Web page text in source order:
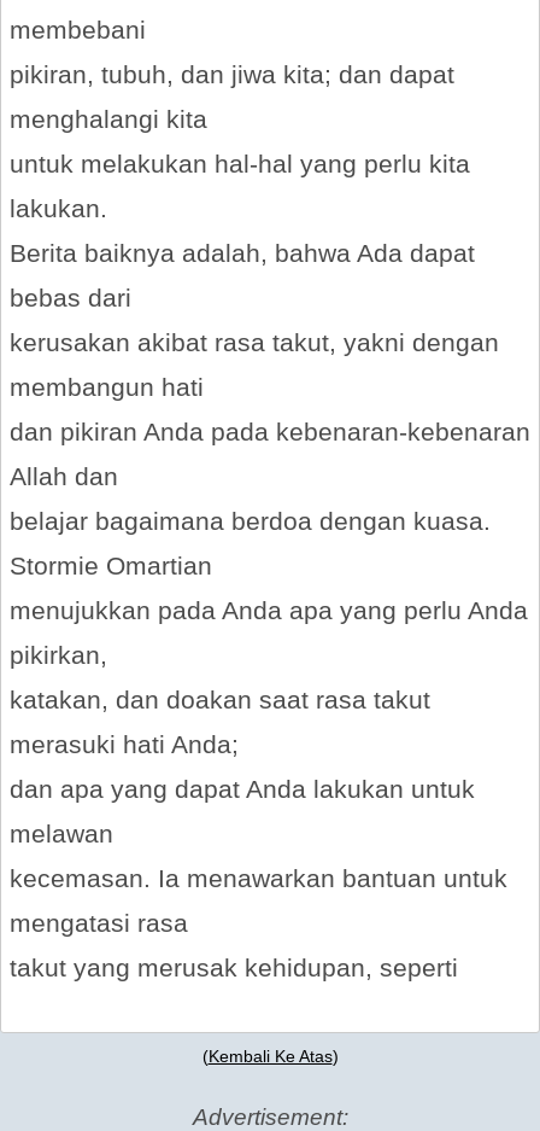
membebani
pikiran, tubuh, dan jiwa kita; dan dapat
menghalangi kita
untuk melakukan hal-hal yang perlu kita
lakukan.
Berita baiknya adalah, bahwa Ada dapat
bebas dari
kerusakan akibat rasa takut, yakni dengan
membangun hati
dan pikiran Anda pada kebenaran-kebenaran
Allah dan
belajar bagaimana berdoa dengan kuasa.
Stormie Omartian
menujukkan pada Anda apa yang perlu Anda
pikirkan,
katakan, dan doakan saat rasa takut
merasuki hati Anda;
dan apa yang dapat Anda lakukan untuk
melawan
kecemasan. Ia menawarkan bantuan untuk
mengatasi rasa
takut yang merusak kehidupan, seperti
(Kembali Ke Atas)
Advertisement: